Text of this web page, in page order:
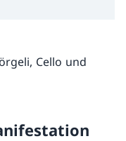
Cello und